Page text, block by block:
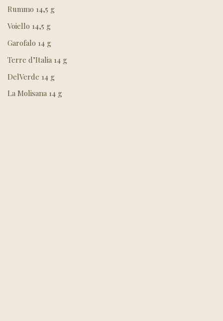
Rummo 14,5 g
Voiello 14,5 g
Garofalo 14 g
Terre d’Italia 14 g
DelVerde 14 g
La Molisana 14 g